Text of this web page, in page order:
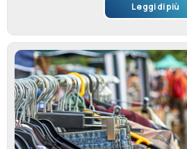
Leggi di più